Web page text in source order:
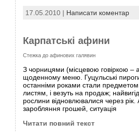
17.05.2010 | Написати коментар
Карпатські афини
Стежка до афинових галявин
З чорницями (місцевою говіркою –
щоденному меню. Гуцульські
останніми роками стали
листям, і везуть на продаж;
рослини відновлювалися через
заробляння грошей, ситуація
Читати повний текст